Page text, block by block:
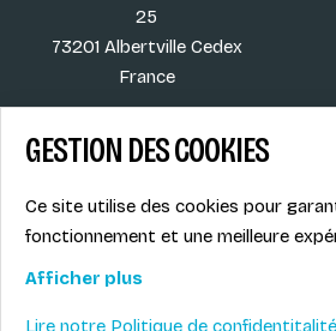
25
73201 Albertville Cedex
France
Les plus ESI
Offres d'emploi
Le syndicat SIMS
GESTION DES COOKIES
Ce site utilise des cookies pour
fonctionnement et une meilleure
Afficher plus
Lire notre Politique de confidentitalité